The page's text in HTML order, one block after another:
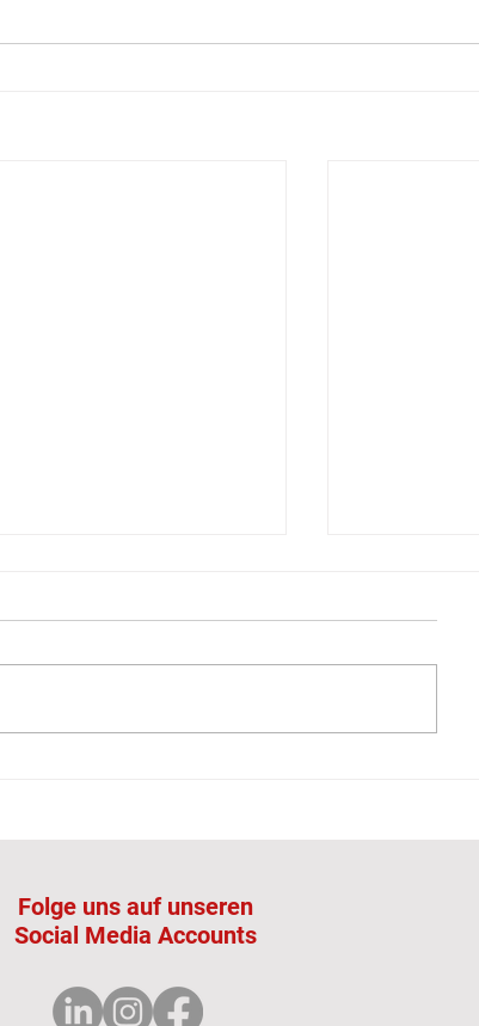
Folge uns auf unseren
Social Media Accounts